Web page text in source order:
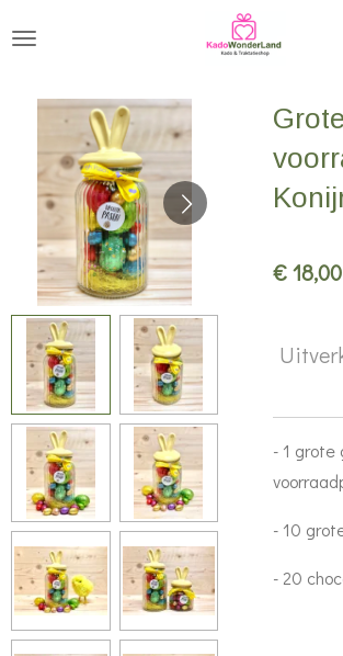
hoofdinhoud
Grote
€ 18,00
- 1 grote
- 10
- 20